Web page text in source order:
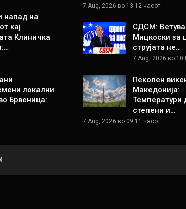
напад на
кај
Клиничка
локални
Брвеница:
7 Aug, 2026 во 13:12 часот.
СДСМ:
Мицкоски за
струјата не…
7 Aug, 2026 во
Пеколен
Македонија:
Температури
степени и…
7 Aug, 2026 во 09:11 часот.